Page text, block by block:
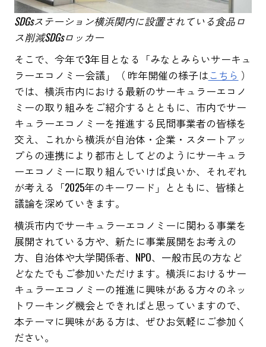
SDGsステーション横浜関内に設置されている食品ロ
ス削減SDGsロッカー
そこで、今年で3年目となる「みなとみらいサーキュ
ラーエコノミー会議」（ 昨年開催の様子はこちら ）
では、横浜市内における最新のサーキュラーエコノ
ミーの取り組みをご紹介するとともに、市内でサー
キュラーエコノミーを推進する民間事業者の皆様を
交え、これから横浜が自治体・企業・スタートアッ
プらの連携により都市としてどのようにサーキュラ
ーエコノミーに取り組んでいけば良いか、それぞれ
が考える「2025年のキーワード」とともに、皆様と
議論を深めていきます。
横浜市内でサーキュラーエコノミーに関わる事業を
展開されている方や、新たに事業展開をお考えの
方、自治体や大学関係者、NPO、一般市民の方など
どなたでもご参加いただけます。横浜におけるサー
キュラーエコノミーの推進に興味がある方々のネッ
トワーキング機会とできればと思っていますので、
本テーマに興味がある方は、ぜひお気軽にご参加く
ださい。